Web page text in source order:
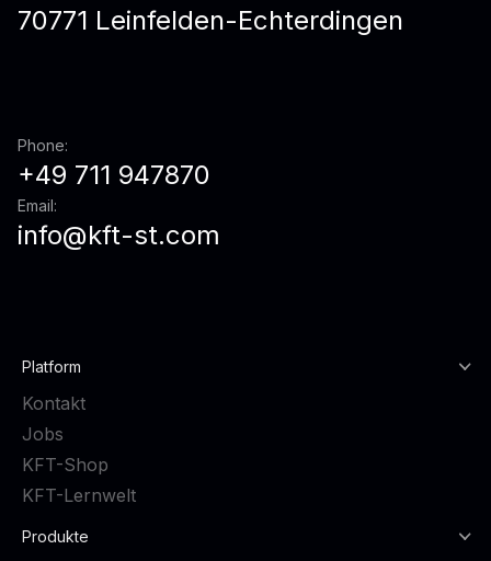
70771 Leinfelden-Echterdingen
Phone:
+49 711 947870
Email:
info@kft-st.com
Platform
Kontakt
Jobs
KFT-Shop
KFT-Lernwelt
Produkte